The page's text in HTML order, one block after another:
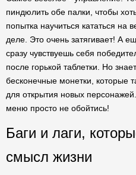
пиндюлить обе палки, чтобы
попытка научиться кататься на
деле. Это очень затягивает! А
сразу чувствуешь себя
после горькой таблетки. Но
бесконечные монетки, которые
для открытия новых
меню просто не обойтись!
Баги и лаги,
смысл жизни